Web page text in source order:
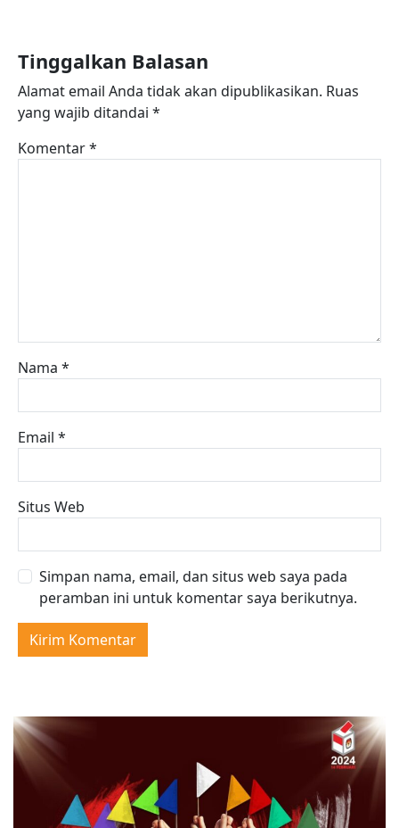
Tinggalkan Balasan
Alamat email Anda tidak akan dipublikasikan. Ruas
yang wajib ditandai *
Komentar*
Nama *
Email *
Situs Web
Simpan nama, email, dan situs web saya pada
peramban ini untuk komentar saya berikutnya.